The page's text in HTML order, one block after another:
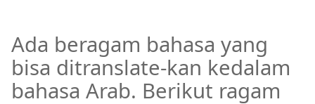
Ada beragam bahasa yang
bisa ditranslate-kan kedalam
bahasa Arab. Berikut ragam